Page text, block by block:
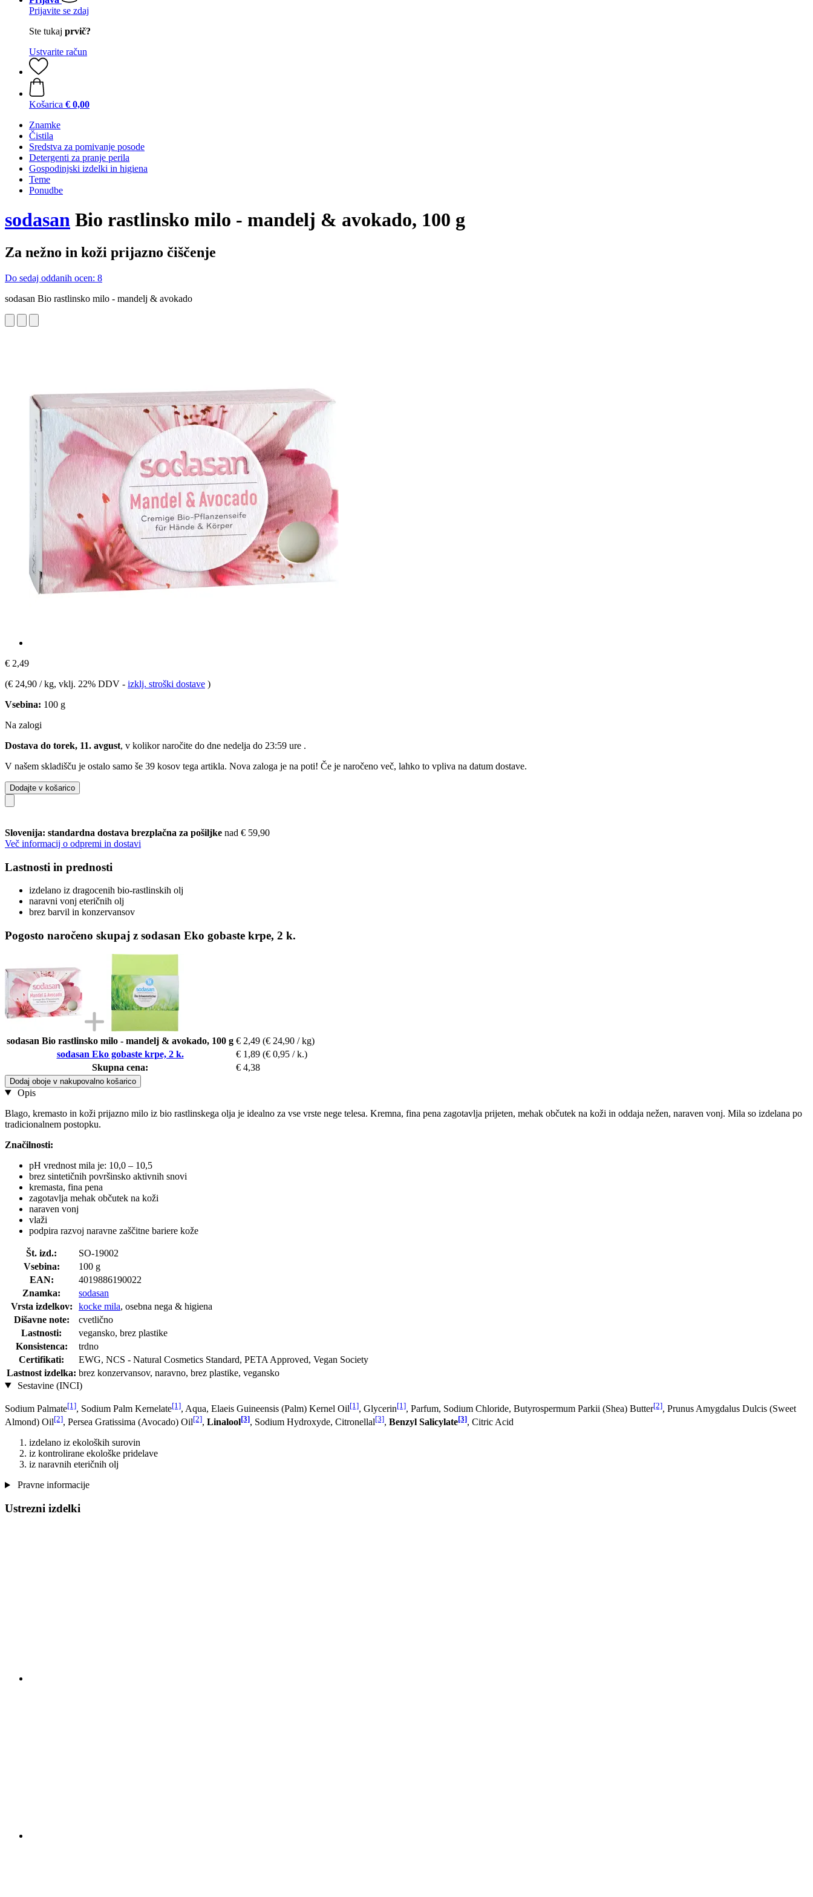
Prijavite se zdaj
Ste tukaj prvič?
Ustvarite račun
Košarica € 0,00
Znamke
Čistila
Sredstva za pomivanje posode
Detergenti za pranje perila
Gospodinjski izdelki in higiena
Teme
Ponudbe
sodasan Bio rastlinsko milo - mandelj & avokado, 100 g
Za nežno in koži prijazno čiščenje
Do sedaj oddanih ocen: 8
sodasan Bio rastlinsko milo - mandelj & avokado
€ 2,49
(€ 24,90 / kg, vklj. 22% DDV - izklj. stroški dostave )
Vsebina: 100 g
Na zalogi
Dostava do torek, 11. avgust, v kolikor naročite do dne nedelja do 23:59 ure .
V našem skladišču je ostalo samo še 39 kosov tega artikla. Nova zaloga je na poti! Če je naročeno več, lahko to vpliva na datum dostave.
Dodajte v košarico
Slovenija: standardna dostava brezplačna za pošiljke nad € 59,90
Več informacij o odpremi in dostavi
Lastnosti in prednosti
izdelano iz dragocenih bio-rastlinskih olj
naravni vonj eteričnih olj
brez barvil in konzervansov
Pogosto naročeno skupaj z sodasan Eko gobaste krpe, 2 k.
sodasan Bio rastlinsko milo - mandelj & avokado, 100 g € 2,49 (€ 24,90 / kg)
sodasan Eko gobaste krpe, 2 k.
€ 1,89 (€ 0,95 / k.)
Skupna cena:
€ 4,38
Dodaj oboje v nakupovalno košarico
Opis
Blago, kremasto in koži prijazno milo iz bio rastlinskega olja je idealno za vse vrste nege telesa. Kremna, fina pena zagotavlja prijeten, mehak občutek na koži in oddaja nežen, naraven vonj. Mila so izdelana po
tradicionalnem postopku.
Značilnosti:
pH vrednost mila je: 10,0 – 10,5
brez sintetičnih površinsko aktivnih snovi
kremasta, fina pena
zagotavlja mehak občutek na koži
naraven vonj
vlaži
podpira razvoj naravne zaščitne bariere kože
Št. izd.:
SO-19002
Vsebina:
100 g
EAN:
4019886190022
Znamka:
sodasan
Vrsta izdelkov:
kocke mila, osebna nega & higiena
Dišavne note:
cvetlično
Lastnosti:
vegansko, brez plastike
Konsistenca:
trdno
Certifikati:
EWG, NCS - Natural Cosmetics Standard, PETA Approved, Vegan Society
Lastnost izdelka: brez konzervansov, naravno, brez plastike, vegansko
Sestavine (INCI)
Sodium Palmate[1], Sodium Palm Kernelate[1], Aqua, Elaeis Guineensis (Palm) Kernel Oil[1], Glycerin[1], Parfum, Sodium Chloride, Butyrospermum Parkii (Shea) Butter[2], Prunus Amygdalus Dulcis (Sweet
Almond) Oil[2], Persea Gratissima (Avocado) Oil[2], Linalool[3], Sodium Hydroxyde, Citronellal[3], Benzyl Salicylate[3], Citric Acid
izdelano iz ekoloških surovin
iz kontrolirane ekološke pridelave
iz naravnih eteričnih olj
Pravne informacije
Ustrezni izdelki